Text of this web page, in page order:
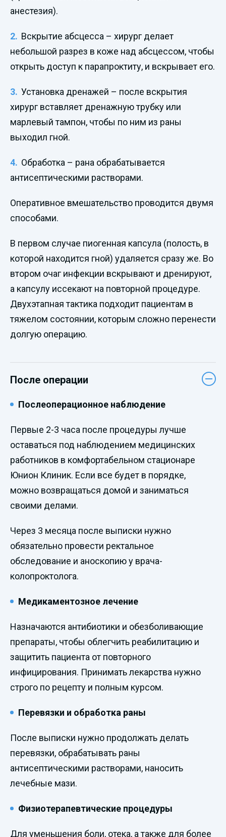
анестезия).
Вскрытие абсцесса – хирург делает
небольшой разрез в коже над абсцессом, чтобы
открыть доступ к парапроктиту, и вскрывает его.
Установка дренажей – после вскрытия
хирург вставляет дренажную трубку или
марлевый тампон, чтобы по ним из раны
выходил гной.
Обработка – рана обрабатывается
антисептическими растворами.
Оперативное вмешательство проводится двумя
способами.
В первом случае пиогенная капсула (полость, в
которой находится гной) удаляется сразу же. Во
втором очаг инфекции вскрывают и дренируют,
а капсулу иссекают на повторной процедуре.
Двухэтапная тактика подходит пациентам в
тяжелом состоянии, которым сложно перенести
долгую операцию.
После операции
Послеоперационное наблюдение
Первые 2-3 часа после процедуры лучше
оставаться под наблюдением медицинских
работников в комфортабельном стационаре
Юнион Клиник. Если все будет в порядке,
можно возвращаться домой и заниматься
своими делами.
Через 3 месяца после выписки нужно
обязательно провести ректальное
обследование и аноскопию у врача-
колопроктолога.
Медикаментозное лечение
Назначаются антибиотики и обезболивающие
препараты, чтобы облегчить реабилитацию и
защитить пациента от повторного
инфицирования. Принимать лекарства нужно
строго по рецепту и полным курсом.
Перевязки и обработка раны
После выписки нужно продолжать делать
перевязки, обрабатывать раны
антисептическими растворами, наносить
лечебные мази.
Физиотерапевтические процедуры
Для уменьшения боли, отека, а также для более